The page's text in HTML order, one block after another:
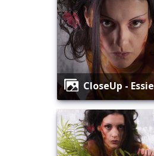
CloseUp - Essie